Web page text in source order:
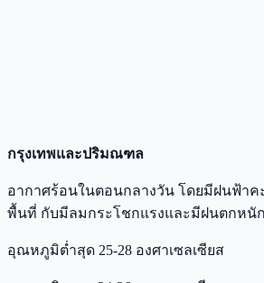
กรุงเทพและปริมณฑล
อากาศร้อนในตอนกลางวัน โดยมีฝนฟ้าค
พื้นที่ กับมีลมกระโชกแรงและมีฝนตกหนั
อุณหภูมิต่ำสุด 25-28 องศาเซลเซียส